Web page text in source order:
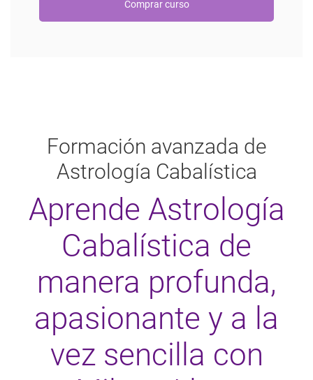
Formación avanzada de
Astrología Cabalística
Aprende Astrología
Cabalística de
manera profunda,
apasionante y a la
vez sencilla con